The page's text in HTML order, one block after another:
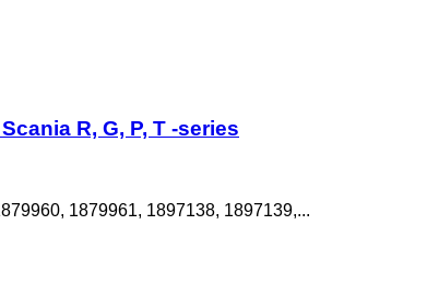
R, G, P, T -series
1879961, 1897138, 1897139,...